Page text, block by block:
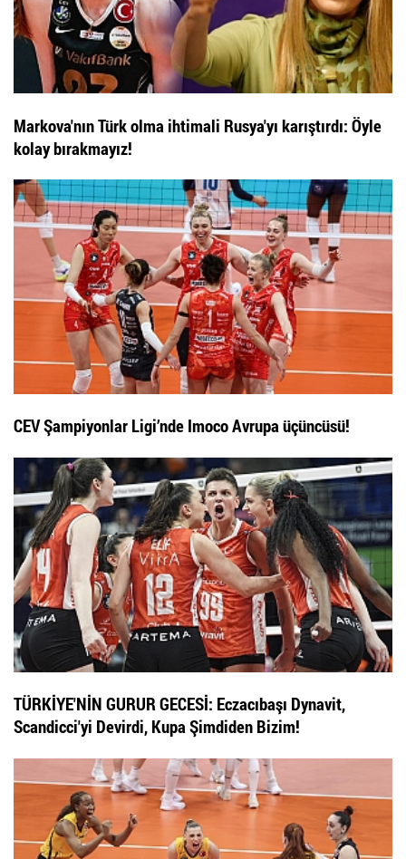
Markova'nın Türk olma ihtimali Rusya'yı karıştırdı: Öyle
kolay bırakmayız!
CEV Şampiyonlar Ligi’nde Imoco Avrupa üçüncüsü!
TÜRKİYE'NİN GURUR GECESİ: Eczacıbaşı Dynavit,
Scandicci'yi Devirdi, Kupa Şimdiden Bizim!